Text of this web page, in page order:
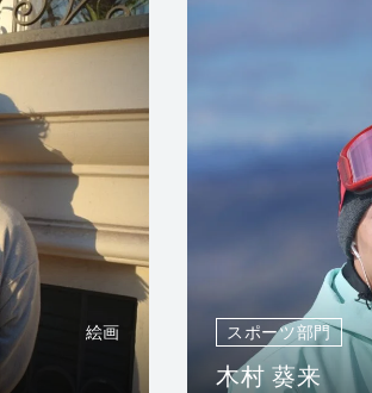
絵画 スポーツ部門
木村 葵来